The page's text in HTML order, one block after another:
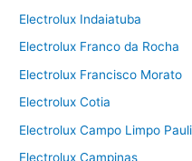
Electrolux Indaiatuba
Electrolux Franco da Rocha
Electrolux Francisco Morato
Electrolux Cotia
Electrolux Campo Limpo
Electrolux Campinas